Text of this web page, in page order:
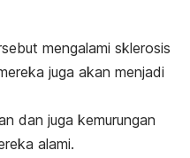
mengalami sklerosis
juga akan menjadi
dan juga kemurungan
alami.